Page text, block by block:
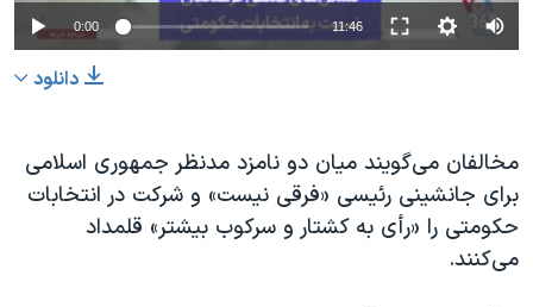
0:00 11:46
دانلود
مخالفان می‌گویند میان دو نامزد مدنظر جمهوری اسلامی
برای جانشینی رئیسی «فرقی نیست» و شرکت در انتخابات
حکومتی را «رأی به کشتار و سرکوب بیشتر» قلمداد
می‌کنند.